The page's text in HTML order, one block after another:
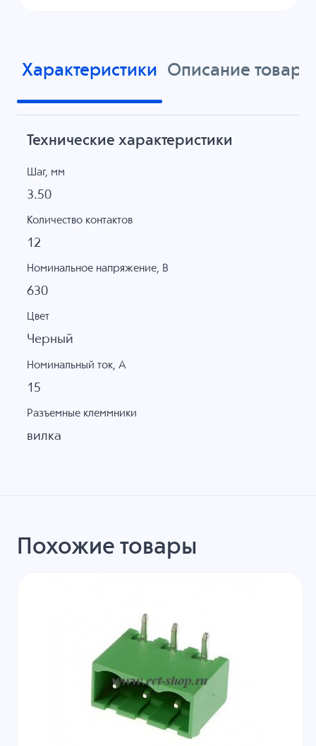
Характеристики Описание товара
Технические характеристики
Шаг, мм
3.50
Количество контактов
12
Номинальное напряжение, B
630
Цвет
Черный
Номинальный ток, А
15
Разъемные клеммники
вилка
Похожие товары